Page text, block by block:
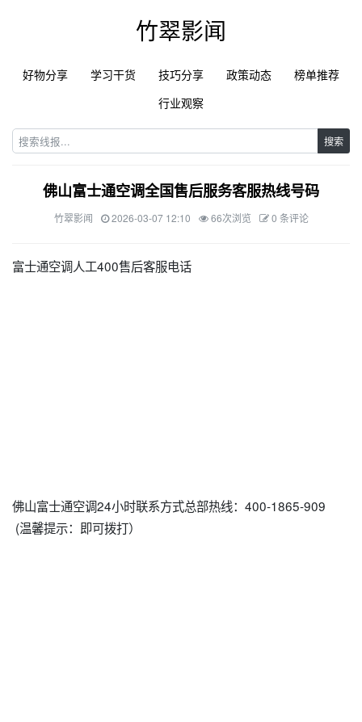
竹翠影闻
好物分享 学习干货 技巧分享 政策动态
榜单推荐
行业观察
搜索
佛山富士通空调全国售后服务客服热线号码
竹翠影闻 2026-03-07 12:10 66次浏览 0 条评论
富士通空调人工400售后客服电话
佛山富士通空调24小时联系方式总部热线：400-1865-909
(温馨提示：即可拨打）